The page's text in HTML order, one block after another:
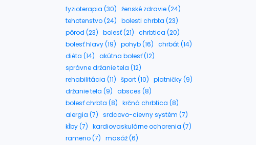
fyzioterapia (30) ženské zdravie (24)
tehotenstvo (24) bolesti chrbta (23)
pôrod (23) bolesť (21) chrbtica (20)
bolesť hlavy (19) pohyb (16) chrbát (14)
diéta (14) akútna bolesť (12)
správne držanie tela (12)
rehabilitácia (11) šport (10) platničky (9)
držanie tela (9) absces (8)
bolesť chrbta (8) krčná chrbtica (8)
alergia (7) srdcovo-cievny systém (7)
kĺby (7) kardiovaskulárne ochorenia (7)
rameno (7) masáž (6)